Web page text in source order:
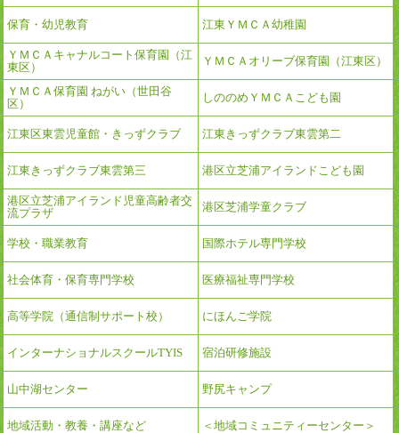
保育・幼児教育 江東ＹＭＣＡ幼稚園
ＹＭＣＡキャナルコート保育園（江
東区）
ＹＭＣＡオリーブ保育園（江東区）
ＹＭＣＡ保育園 ねがい（世田谷
区）
しののめＹＭＣＡこども園
江東区東雲児童館・きっずクラブ 江東きっずクラブ東雲第二
江東きっずクラブ東雲第三 港区立芝浦アイランドこども園
港区立芝浦アイランド児童高齢者交
流プラザ
港区芝浦学童クラブ
学校・職業教育 国際ホテル専門学校
社会体育・保育専門学校 医療福祉専門学校
高等学院（通信制サポート校） にほんご学院
インターナショナルスクールTYIS 宿泊研修施設
山中湖センター 野尻キャンプ
地域活動・教養・講座など ＜地域コミュニティーセンター＞